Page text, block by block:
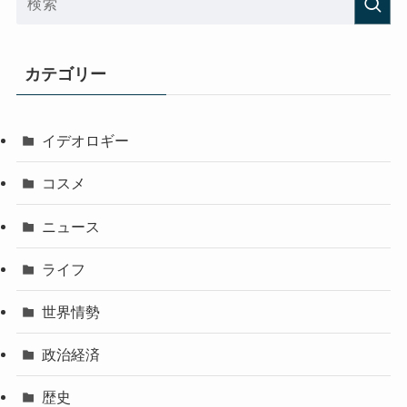
カテゴリー
イデオロギー
コスメ
ニュース
ライフ
世界情勢
政治経済
歴史